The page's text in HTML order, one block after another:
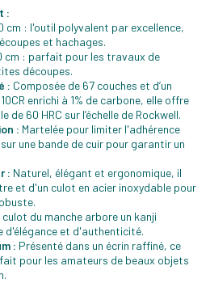
:
cm : l'outil polyvalent par excellence,
et hachages.
cm : parfait pour les travaux de
découpes.
: Composée de 67 couches et d’un
enrichi à 1% de carbone, elle offre
de 60 HRC sur l’échelle de Rockwell.
: Martelée pour limiter l'adhérence
une bande de cuir pour garantir un
: Naturel, élégant et ergonomique, il
et d'un culot en acier inoxydable pour
culot du manche arbore un kanji
d'élégance et d'authenticité.
: Présenté dans un écrin raffiné, ce
pour les amateurs de beaux objets